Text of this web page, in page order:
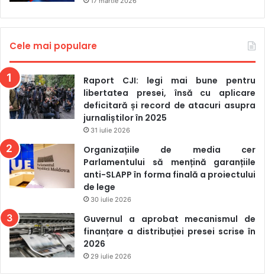
Cele mai populare
Raport CJI: legi mai bune pentru
libertatea presei, însă cu aplicare
deficitară și record de atacuri asupra
jurnaliștilor în 2025
31 iulie 2026
Organizațiile de media cer
Parlamentului să mențină garanțiile
anti-SLAPP în forma finală a proiectului
de lege
30 iulie 2026
Guvernul a aprobat mecanismul de
finanțare a distribuției presei scrise în
2026
29 iulie 2026